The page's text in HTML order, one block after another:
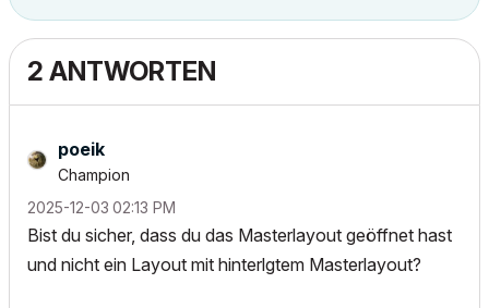
2 ANTWORTEN
poeik
Champion
‎2025-12-03 02:13 PM
Bist du sicher, dass du das Masterlayout geöffnet hast
und nicht ein Layout mit hinterlgtem Masterlayout?